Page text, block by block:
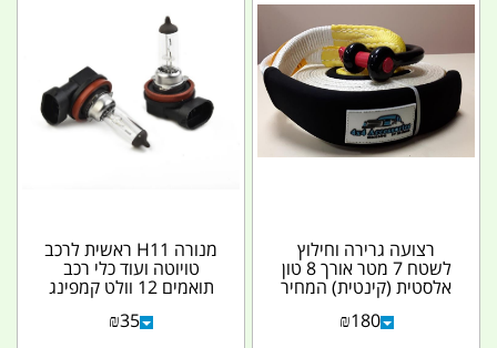
רצועה גרירה וחילוץ
לשטח 7 מטר אורך 8 טון
אלסטית (קינטית) המחיר
ללא שאקל קמפינג...
₪180
מנורה H11 ראשית לרכב
טויוטה ועוד כלי רכב
תואמים 12 וולט קמפינג
₪35